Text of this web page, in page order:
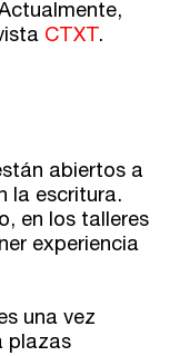
CTXT .
abiertos a
la escritura.
en los talleres
experiencia
una vez
plazas